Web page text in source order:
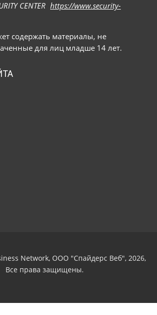
CENTER https://www.security-
содержать материалы, не
для лиц младше 14 лет.
Network, ООО "Спайдерс Веб", 2026,
Все права защищены.